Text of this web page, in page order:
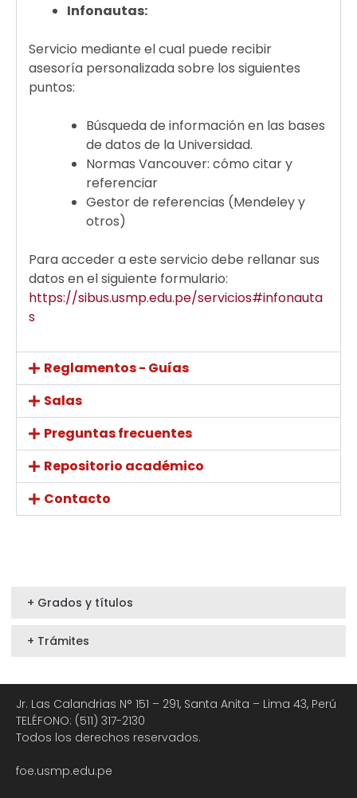
Infonautas:
Servicio mediante el cual puede recibir
asesoría personalizada sobre los siguientes
puntos:
Búsqueda de información en las bases
de datos de la Universidad.
Normas Vancouver: cómo citar y
referenciar
Gestor de referencias (Mendeley y
otros)
Para acceder a este servicio debe rellanar sus
datos en el siguiente formulario:
https://sibus.usmp.edu.pe/servicios#infonauta
s
Reglamentos - Guías
Salas
Preguntas frecuentes
Repositorio académico
Contacto
+ Grados y títulos
+ Trámites
Jr. Las Calandrias N° 151 – 291, Santa Anita – Lima 43, Perú
TELÉFONO: (511) 317-2130
Todos los derechos reservados.
foe.usmp.edu.pe